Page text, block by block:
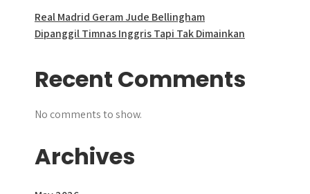
Real Madrid Geram Jude Bellingham
Dipanggil Timnas Inggris Tapi Tak Dimainkan
Recent Comments
No comments to show.
Archives